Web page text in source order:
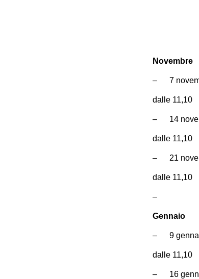
Novembre
– 7
dalle 11,10
– 14
dalle 11,10
– 21
dalle 11,10
–
Gennaio
– 9
dalle 11,10
– 16